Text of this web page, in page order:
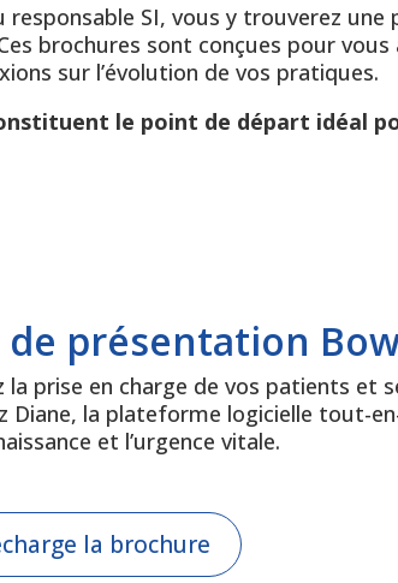
responsable SI, vous y trouverez
brochures sont conçues pour
sur l’évolution de vos pratiques.
le point de départ idéal
de présentation
la prise en charge de vos patients et
Diane, la plateforme logicielle tout-
et l’urgence vitale.
la brochure